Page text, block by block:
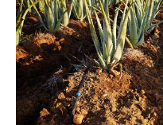
un
brand
forever